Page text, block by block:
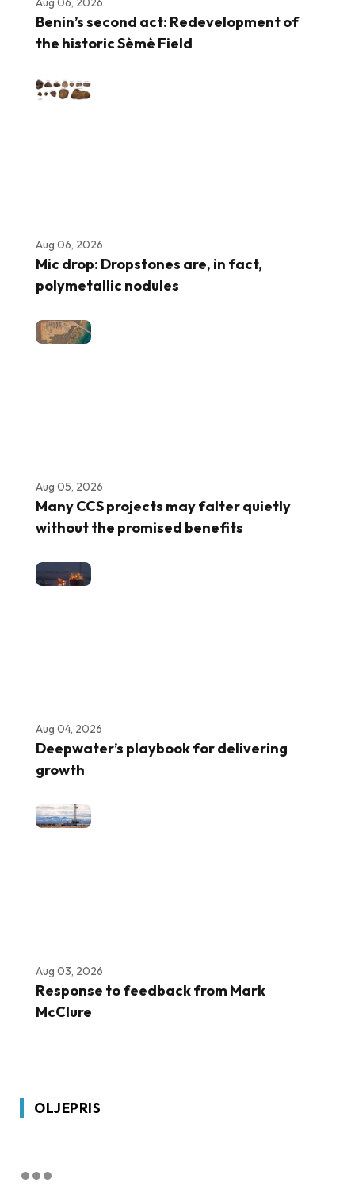
Benin’s second act: Redevelopment of
the historic Sèmè Field
Aug 06, 2026
Mic drop: Dropstones are, in fact,
polymetallic nodules
Aug 05, 2026
Many CCS projects may falter quietly
without the promised benefits
Aug 04, 2026
Deepwater’s playbook for delivering
growth
Aug 03, 2026
Response to feedback from Mark
McClure
OLJEPRIS